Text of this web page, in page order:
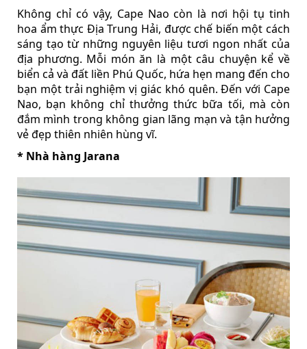
Không chỉ có vậy, Cape Nao còn là nơi hội tụ tinh
hoa ẩm thực Địa Trung Hải, được chế biến một cách
sáng tạo từ những nguyên liệu tươi ngon nhất của
địa phương. Mỗi món ăn là một câu chuyện kể về
biển cả và đất liền Phú Quốc, hứa hẹn mang đến cho
bạn một trải nghiệm vị giác khó quên. Đến với Cape
Nao, bạn không chỉ thưởng thức bữa tối, mà còn
đắm mình trong không gian lãng mạn và tận hưởng
vẻ đẹp thiên nhiên hùng vĩ.
* Nhà hàng Jarana